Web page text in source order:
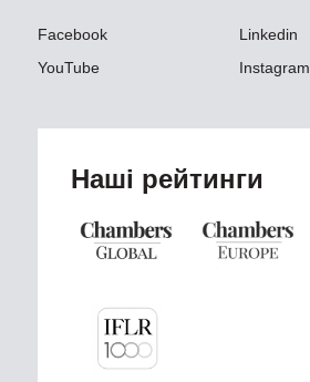
Facebook
Linkedin
YouTube
Instagram
Наші рейтинги